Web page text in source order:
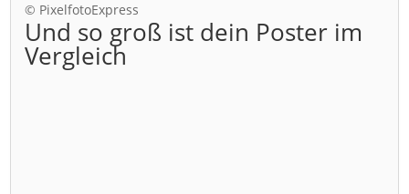
© PixelfotoExpress
Und so groß ist dein Poster im
Vergleich